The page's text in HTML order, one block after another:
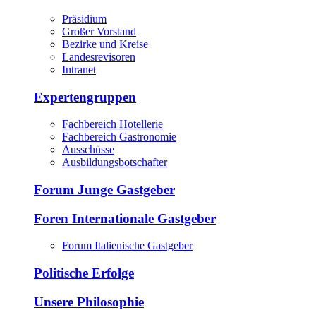
Präsidium
Großer Vorstand
Bezirke und Kreise
Landesrevisoren
Intranet
Expertengruppen
Fachbereich Hotellerie
Fachbereich Gastronomie
Ausschüsse
Ausbildungsbotschafter
Forum Junge Gastgeber
Foren Internationale Gastgeber
Forum Italienische Gastgeber
Politische Erfolge
Unsere Philosophie